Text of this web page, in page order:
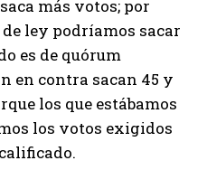
más votos; por
ley podríamos sacar
es de quórum
en contra sacan 45 y
los que estábamos
los votos exigidos